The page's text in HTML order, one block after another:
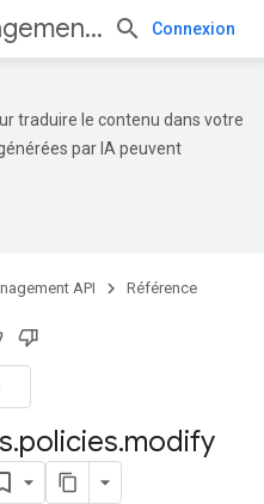
Android Management API Connexion
traduire le contenu dans votre
par IA peuvent
API Référence
.policies.modify